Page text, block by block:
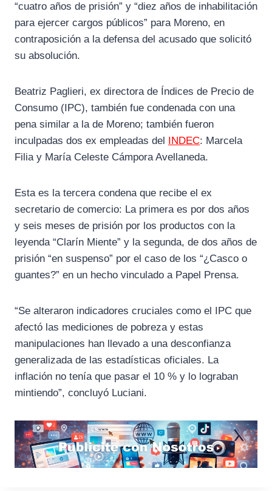
“cuatro años de prisión” y “diez años de inhabilitación
para ejercer cargos públicos” para Moreno, en
contraposición a la defensa del acusado que solicitó
su absolución.
Beatriz Paglieri, ex directora de Índices de Precio de
Consumo (IPC), también fue condenada con una
pena similar a la de Moreno; también fueron
inculpadas dos ex empleadas del INDEC: Marcela
Filia y María Celeste Cámpora Avellaneda.
Esta es la tercera condena que recibe el ex
secretario de comercio: La primera es por dos años
y seis meses de prisión por los productos con la
leyenda “Clarín Miente” y la segunda, de dos años de
prisión “en suspenso” por el caso de los “¿Casco o
guantes?” en un hecho vinculado a Papel Prensa.
“Se alteraron indicadores cruciales como el IPC que
afectó las mediciones de pobreza y estas
manipulaciones han llevado a una desconfianza
generalizada de las estadísticas oficiales. La
inflación no tenía que pasar el 10 % y lo lograban
mintiendo”, concluyó Luciani.